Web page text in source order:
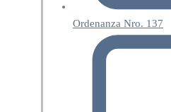
Ordenanza Nro. 137